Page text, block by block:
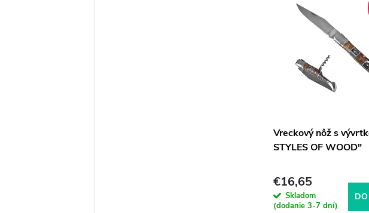
Vreckový nôž s
STYLES OF WOOD"
€16,65
Skladom
(dodanie 3-7 dní)